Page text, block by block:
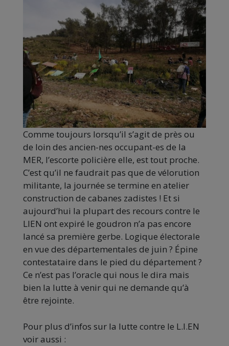
Comme toujours lorsqu’il s’agit de près ou
de loin des ancien-nes occupant-es de la
MER, l’escorte policière elle, est tout proche.
C’est qu’il ne faudrait pas que de vélorution
militante, la journée se termine en atelier
construction de cabanes zadistes ! Et si
aujourd’hui la plupart des recours contre le
LIEN ont expiré le goudron n’a pas encore
lancé sa première gerbe. Logique électorale
en vue des départementales de juin ? Épine
contestataire dans le pied du département ?
Ce n’est pas l’oracle qui nous le dira mais
bien la lutte à venir qui ne demande qu’à
être rejointe.
Pour plus d’infos sur la lutte contre le L.I.EN
voir aussi :